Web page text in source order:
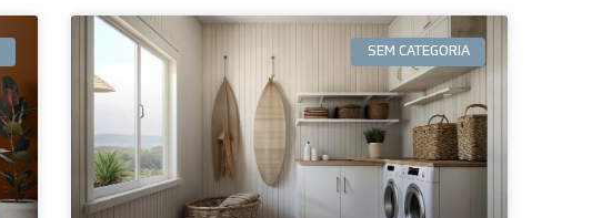
SEM CATEGORIA